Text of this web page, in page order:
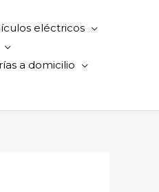
eléctricos
a domicilio